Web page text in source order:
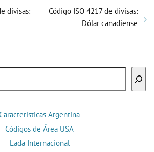
divisas:
Código ISO 4217 de divisas:
Dólar canadiense
Argentina
Códigos de Área USA
Lada Internacional